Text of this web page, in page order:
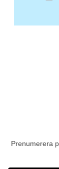
Prenumerera